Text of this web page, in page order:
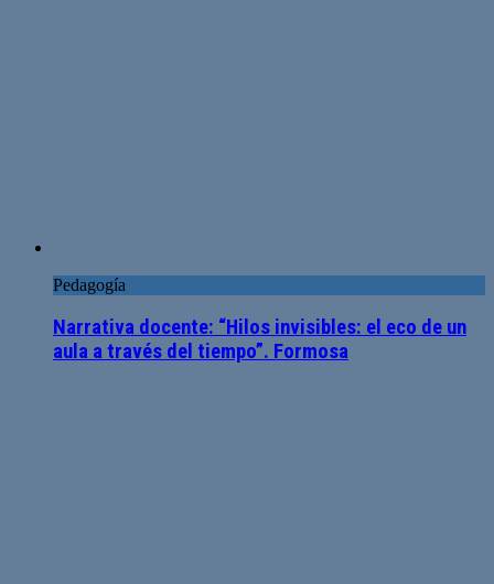
Pedagogía
Narrativa docente: “Hilos invisibles: el eco de un
aula a través del tiempo”. Formosa